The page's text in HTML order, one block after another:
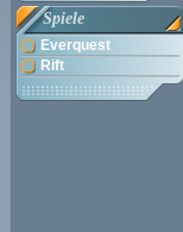
Spiele
Everquest
Rift